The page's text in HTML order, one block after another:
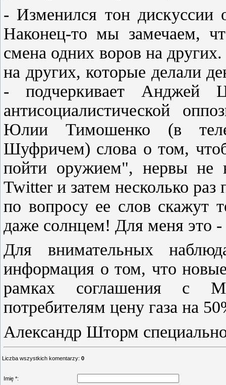
- Изменился тон дискуссии
Наконец-то мы замечаем,
смена одних воров на
на других, которые делали
- подчеркивает Анджей
антисоциалистической
Юлии Тимошенко (в
Шуфричем) слова о том,
пойти оружием", нервы не
Twitter и затем несколько
по вопросу ее слов скажут
даже солнцем! Для меня это
Для внимательных
информация о том, что
рамках соглашения с
потребителям цену газа на
Александр Шторм
Liczba wszystkich komentarzy: 0
Imię *: